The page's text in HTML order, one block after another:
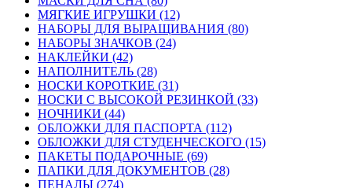
МЯГКИЕ ИГРУШКИ (12)
НАБОРЫ ДЛЯ ВЫРАЩИВАНИЯ (80)
НАБОРЫ ЗНАЧКОВ (24)
НАКЛЕЙКИ (42)
НАПОЛНИТЕЛЬ (28)
НОСКИ КОРОТКИЕ (31)
НОСКИ С ВЫСОКОЙ РЕЗИНКОЙ (33)
НОЧНИКИ (44)
ОБЛОЖКИ ДЛЯ ПАСПОРТА (112)
ОБЛОЖКИ ДЛЯ СТУДЕНЧЕСКОГО (15)
ПАКЕТЫ ПОДАРОЧНЫЕ (69)
ПАПКИ ДЛЯ ДОКУМЕНТОВ (28)
ПЕНАЛЫ (274)